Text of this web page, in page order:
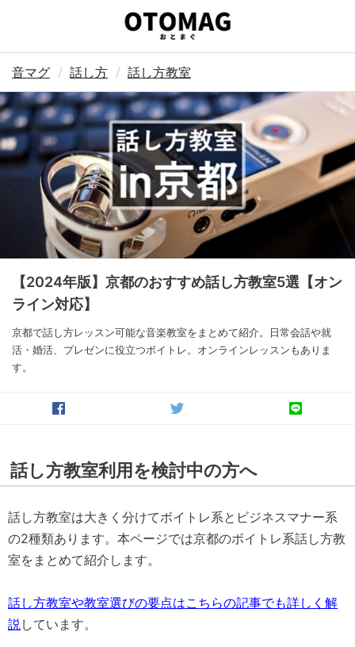
音マグ 話し方 話し方教室
【2024年版】京都のおすすめ話し方教室5選【オン
ライン対応】
京都で話し方レッスン可能な音楽教室をまとめて紹介。日常会話や就
活・婚活、プレゼンに役立つボイトレ。オンラインレッスンもありま
す。
話し方教室利用を検討中の方へ
話し方教室は大きく分けてボイトレ系とビジネスマナー系
の2種類あります。本ページでは京都のボイトレ系話し方教
室をまとめて紹介します。
話し方教室や教室選びの要点はこちらの記事でも詳しく解
説しています。